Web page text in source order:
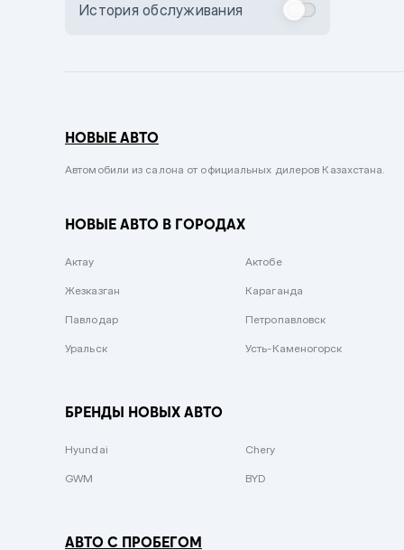
Комбинированный
Сиреневый металлик
Вишневый
Зеленый металлик
История обслуживания
НОВЫЕ АВТО
Автомобили из салона от официальных дилеров Казахстана.
НОВЫЕ АВТО В ГОРОДАХ
Актау Актобе
Жезказган Караганда
Павлодар Петропавловск
Уральск Усть-Каменогорск
БРЕНДЫ НОВЫХ АВТО
Hyundai Chery
GWM BYD
АВТО С ПРОБЕГОМ